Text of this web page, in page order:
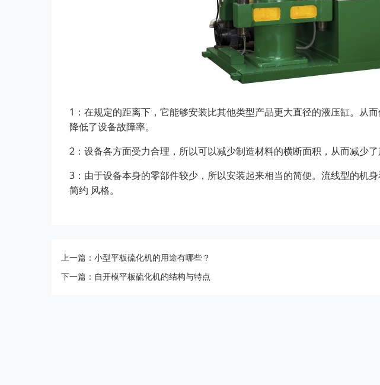
1：在规定的距离下，它能够安装比其他类型产品更大直径的液压缸。从
降低了设备故障率。
2：设备各方面受力合理，所以可以减少制造材料的横断面积，从而减少了
3：由于设备本身的零部件较少，所以安装起来相当的简便。流线型的机
简约 风格。
上一篇：小型平板硫化机的用途有哪些？
下一篇：自开模平板硫化机的结构与特点